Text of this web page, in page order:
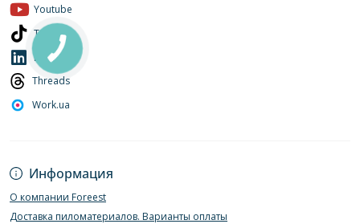
Информация
О компании Foreest
Доставка пиломатериалов. Варианты оплаты
Youtube
Tiktok
LinkedIn
Threads
Work.ua